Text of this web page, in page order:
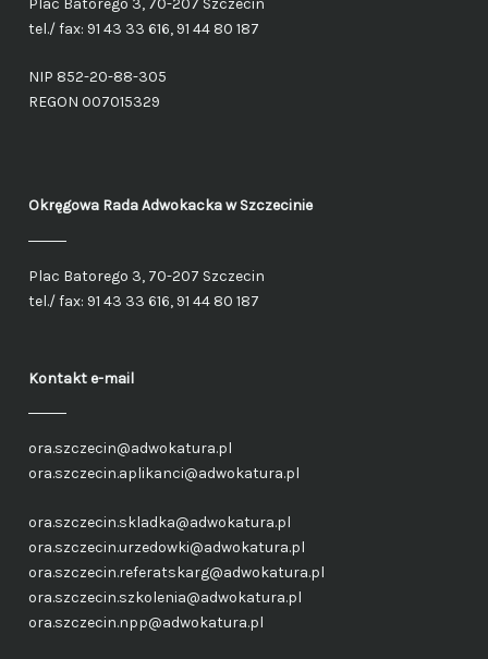
Plac Batorego 3, 70-207 Szczecin
tel./ fax: 91 43 33 616, 91 44 80 187
NIP 852-20-88-305
REGON 007015329
Okręgowa Rada Adwokackaw Szczecinie
Plac Batorego 3, 70-207 Szczecin
tel./ fax: 91 43 33 616, 91 44 80 187
Kontakt e-mail
ora.szczecin@adwokatura.pl
ora.szczecin.aplikanci@adwokatura.pl
ora.szczecin.skladka@adwokatura.pl
ora.szczecin.urzedowki@adwokatura.pl
ora.szczecin.referatskarg@adwokatura.pl
ora.szczecin.szkolenia@adwokatura.pl
ora.szczecin.npp@adwokatura.pl